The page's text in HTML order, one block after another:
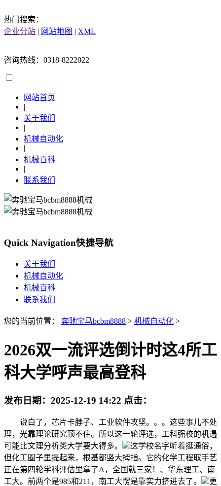
热门搜索：
企业分站 | 网站地图 | XML
咨询热线：0318-8222022
网站首页
|
关于我们
|
机械自动化
|
机械百科
|
联系我们
Quick Navigation快捷导航
关于我们
机械自动化
机械百科
联系我们
您的当前位置： 奔驰宝马bcbm8888 > 机械自动化 >
2026双一流评选倒计时这4所工
科大学呼声最高登科
发布日期： 2025-12-19 14:22 点击：
说白了，芯片卡脖子、工业软件攻坚。。。这些事儿不处
理，光靠理论研究顶不住。所以这一轮评选，工科强校的机遇
可能比文理分析类大学要大得多。
这学校名字听着挺通俗，
但化工圈子里提起来，根基都竖大拇指。它的化学工程取手艺
正在第四轮学科评估里拿了A，全国就三家！、华东理工、南
工大。前两个是985和211，南工大愣是靠实力挤进去了。
更